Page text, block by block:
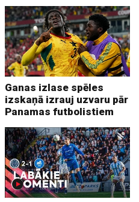
Ganas izlase spēles
izskaņā izrauj uzvaru pār
Panamas futbolistiem